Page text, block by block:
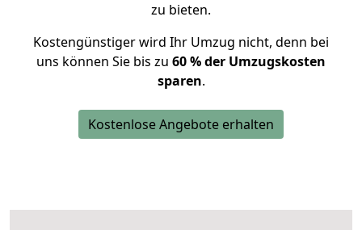
zu bieten.
Kostengünstiger wird Ihr Umzug nicht, denn bei
uns können Sie bis zu 60 % der Umzugskosten
sparen.
Kostenlose Angebote erhalten